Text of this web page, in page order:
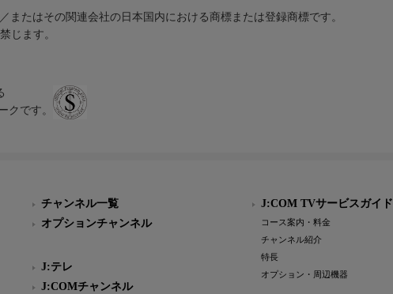
またはその関連会社の日本国内における商標または登録商標です。
じます。
クです。
チャンネル一覧
オプションチャンネル
J:テレ
J:COMチャンネル
J:COM TVサービスガイド
コース案内・料金
チャンネル紹介
特長
オプション・周辺機器